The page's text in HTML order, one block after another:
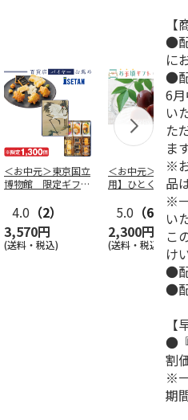
＜お中元＞東京国立
博物館 限定ギフ
図 吉
…
4.0 （2）
3,570円
(送料・税込)
＜お中元＞【お徳
用】ひとくちミ
水ようかん５０個
（東日本…
5.0 （6）
2,300円
(送料・税込)
●
に
●
6
い
た
ま
※
品
※
い
こ
け
●
●
【
●
割
※
期